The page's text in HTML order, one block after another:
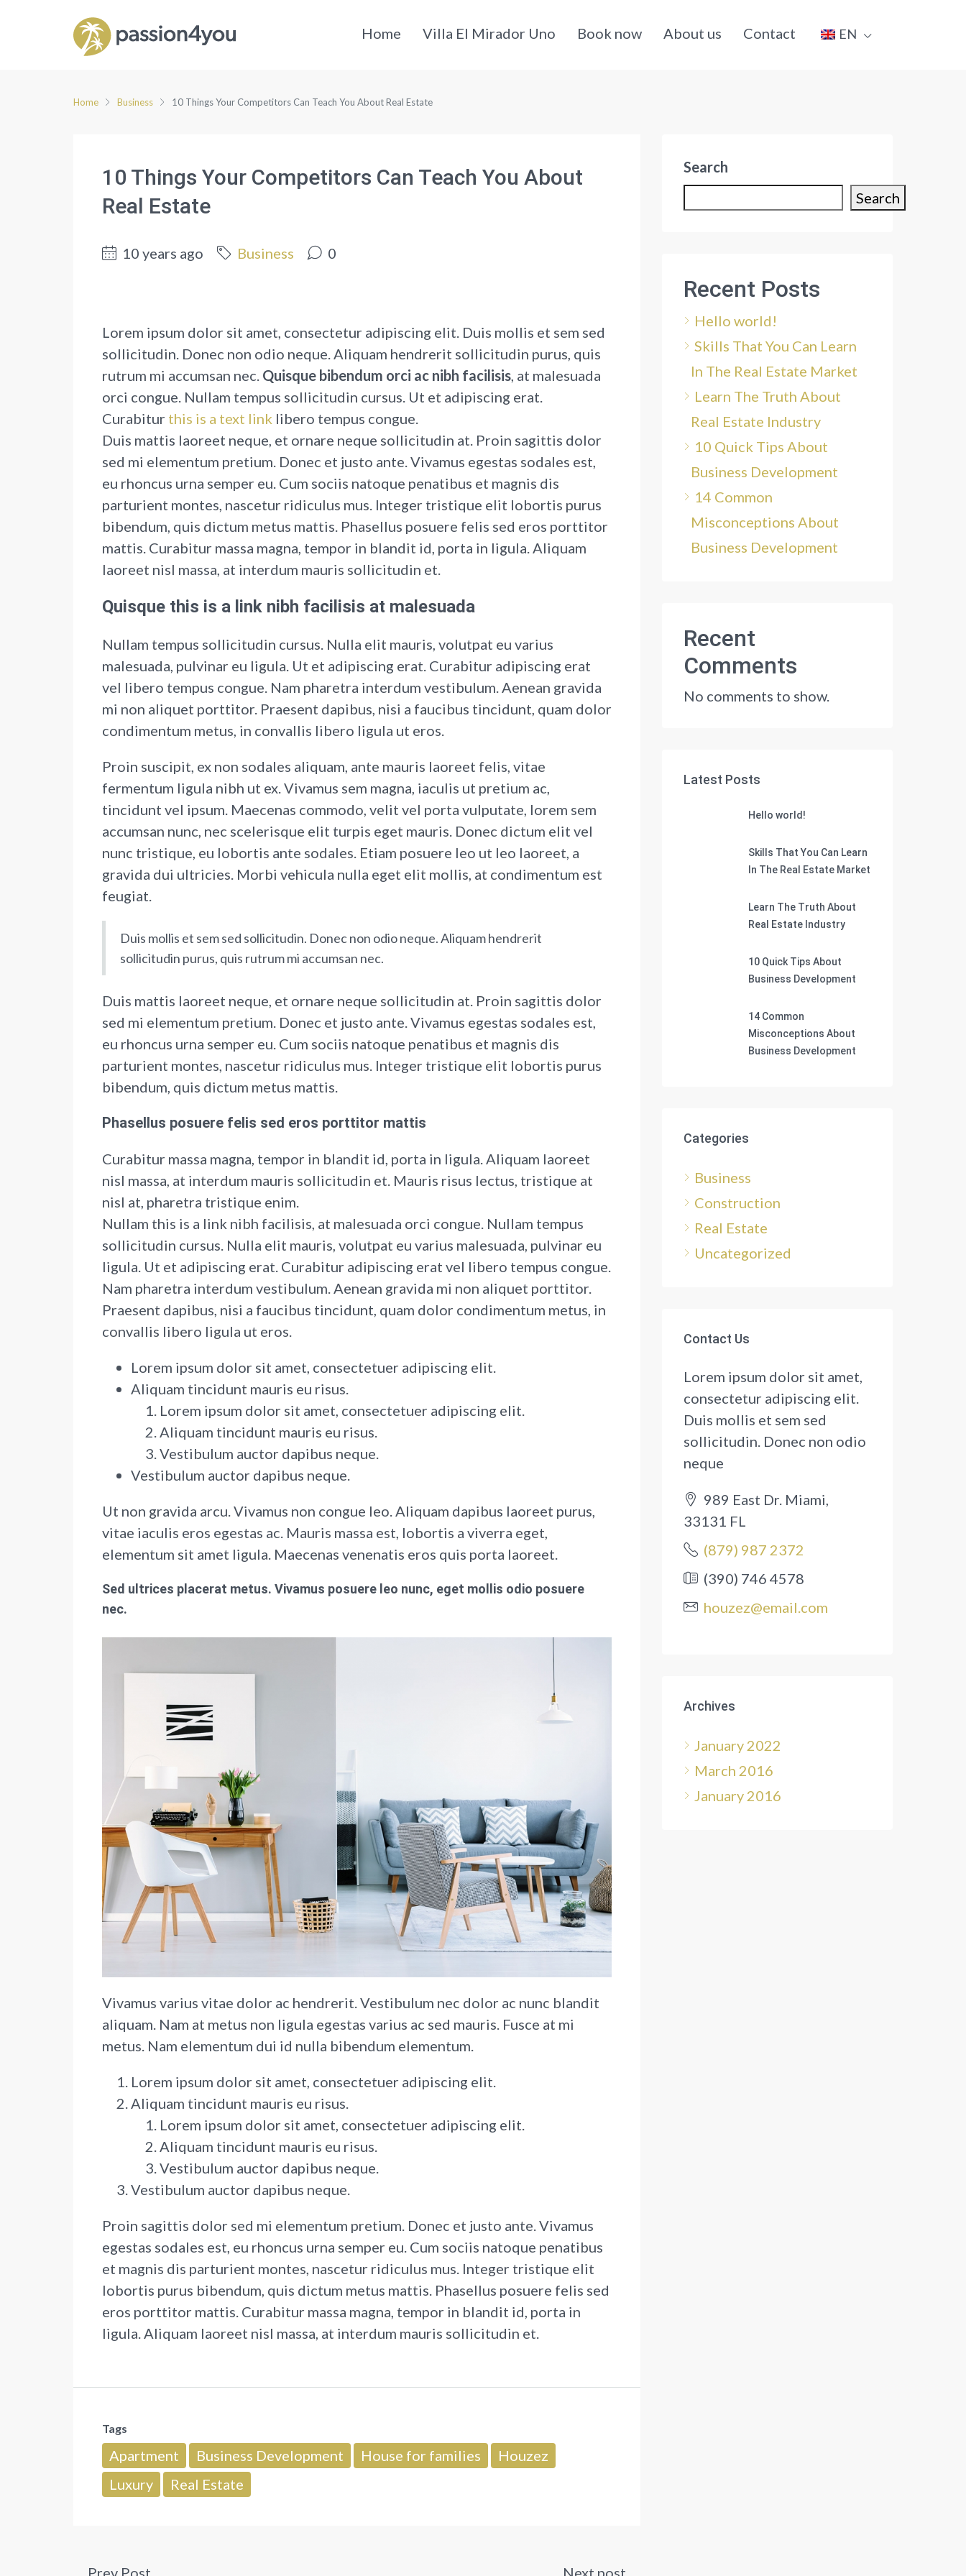
Home Villa El Mirador Uno Book now About us Contact EN
Home Business 10 Things Your Competitors Can Teach You About Real Estate
10 Things Your Competitors Can Teach You About
Real Estate
10 years ago Business 0
Lorem ipsum dolor sit amet, consectetur adipiscing elit. Duis mollis et sem sed
sollicitudin. Donec non odio neque. Aliquam hendrerit sollicitudin purus, quis
rutrum mi accumsan nec. Quisque bibendum orci ac nibh facilisis, at malesuada
orci congue. Nullam tempus sollicitudin cursus. Ut et adipiscing erat.
Curabitur this is a text link libero tempus congue.
Duis mattis laoreet neque, et ornare neque sollicitudin at. Proin sagittis dolor
sed mi elementum pretium. Donec et justo ante. Vivamus egestas sodales est,
eu rhoncus urna semper eu. Cum sociis natoque penatibus et magnis dis
parturient montes, nascetur ridiculus mus. Integer tristique elit lobortis purus
bibendum, quis dictum metus mattis. Phasellus posuere felis sed eros porttitor
mattis. Curabitur massa magna, tempor in blandit id, porta in ligula. Aliquam
laoreet nisl massa, at interdum mauris sollicitudin et.
Quisque this is a link nibh facilisis at malesuada
Nullam tempus sollicitudin cursus. Nulla elit mauris, volutpat eu varius
malesuada, pulvinar eu ligula. Ut et adipiscing erat. Curabitur adipiscing erat
vel libero tempus congue. Nam pharetra interdum vestibulum. Aenean gravida
mi non aliquet porttitor. Praesent dapibus, nisi a faucibus tincidunt, quam dolor
condimentum metus, in convallis libero ligula ut eros.
Proin suscipit, ex non sodales aliquam, ante mauris laoreet felis, vitae
fermentum ligula nibh ut ex. Vivamus sem magna, iaculis ut pretium ac,
tincidunt vel ipsum. Maecenas commodo, velit vel porta vulputate, lorem sem
accumsan nunc, nec scelerisque elit turpis eget mauris. Donec dictum elit vel
nunc tristique, eu lobortis ante sodales. Etiam posuere leo ut leo laoreet, a
gravida dui ultricies. Morbi vehicula nulla eget elit mollis, at condimentum est
feugiat.
Duis mollis et sem sed sollicitudin. Donec non odio neque. Aliquam hendrerit
sollicitudin purus, quis rutrum mi accumsan nec.
Duis mattis laoreet neque, et ornare neque sollicitudin at. Proin sagittis dolor
sed mi elementum pretium. Donec et justo ante. Vivamus egestas sodales est,
eu rhoncus urna semper eu. Cum sociis natoque penatibus et magnis dis
parturient montes, nascetur ridiculus mus. Integer tristique elit lobortis purus
bibendum, quis dictum metus mattis.
Phasellus posuere felis sed eros porttitor mattis
Curabitur massa magna, tempor in blandit id, porta in ligula. Aliquam laoreet
nisl massa, at interdum mauris sollicitudin et. Mauris risus lectus, tristique at
nisl at, pharetra tristique enim.
Nullam this is a link nibh facilisis, at malesuada orci congue. Nullam tempus
sollicitudin cursus. Nulla elit mauris, volutpat eu varius malesuada, pulvinar eu
ligula. Ut et adipiscing erat. Curabitur adipiscing erat vel libero tempus congue.
Nam pharetra interdum vestibulum. Aenean gravida mi non aliquet porttitor.
Praesent dapibus, nisi a faucibus tincidunt, quam dolor condimentum metus, in
convallis libero ligula ut eros.
Lorem ipsum dolor sit amet, consectetuer adipiscing elit.
Aliquam tincidunt mauris eu risus.
Lorem ipsum dolor sit amet, consectetuer adipiscing elit.
Aliquam tincidunt mauris eu risus.
Vestibulum auctor dapibus neque.
Vestibulum auctor dapibus neque.
Ut non gravida arcu. Vivamus non congue leo. Aliquam dapibus laoreet purus,
vitae iaculis eros egestas ac. Mauris massa est, lobortis a viverra eget,
elementum sit amet ligula. Maecenas venenatis eros quis porta laoreet.
Sed ultrices placerat metus. Vivamus posuere leo nunc, eget mollis odio posuere
nec.
Vivamus varius vitae dolor ac hendrerit. Vestibulum nec dolor ac nunc blandit
aliquam. Nam at metus non ligula egestas varius ac sed mauris. Fusce at mi
metus. Nam elementum dui id nulla bibendum elementum.
Lorem ipsum dolor sit amet, consectetuer adipiscing elit.
Aliquam tincidunt mauris eu risus.
Lorem ipsum dolor sit amet, consectetuer adipiscing elit.
Aliquam tincidunt mauris eu risus.
Vestibulum auctor dapibus neque.
Vestibulum auctor dapibus neque.
Proin sagittis dolor sed mi elementum pretium. Donec et justo ante. Vivamus
egestas sodales est, eu rhoncus urna semper eu. Cum sociis natoque penatibus
et magnis dis parturient montes, nascetur ridiculus mus. Integer tristique elit
lobortis purus bibendum, quis dictum metus mattis. Phasellus posuere felis sed
eros porttitor mattis. Curabitur massa magna, tempor in blandit id, porta in
ligula. Aliquam laoreet nisl massa, at interdum mauris sollicitudin et.
Tags
Apartment Business Development House for families
Houzez
Luxury
Real Estate
Prev Post Next post
Search
Search
Recent Posts
Hello world!
Skills That You Can Learn
In The Real Estate Market
Learn The Truth About
Real Estate Industry
10 Quick Tips About
Business Development
14 Common
Misconceptions About
Business Development
Recent
Comments
No comments to show.
Latest Posts
Hello world!
Skills That You Can Learn
In The Real Estate Market
Learn The Truth About
Real Estate Industry
10 Quick Tips About
Business Development
14 Common
Misconceptions About
Business Development
Categories
Business
Construction
Real Estate
Uncategorized
Contact Us
Lorem ipsum dolor sit amet,
consectetur adipiscing elit.
Duis mollis et sem sed
sollicitudin. Donec non odio
neque
989 East Dr. Miami,
33131 FL
(879) 987 2372
(390) 746 4578
houzez@email.com
Archives
January 2022
March 2016
January 2016